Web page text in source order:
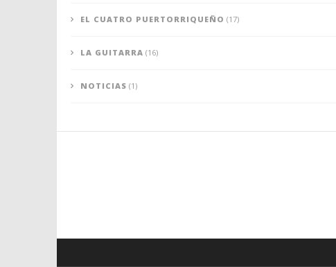
EL CUATRO PUERTORRIQUEÑO (17)
LA GUITARRA (16)
NOTICIAS (1)